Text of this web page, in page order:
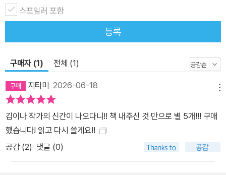
살아가는 한 사람으로서 독자의 옆에 앉는다. 너무도 지독한 밤을 보
낸 경험, 커다란 상실 앞에서 멈춰섰던 시간, 마음에 뻥- 뚫린 구멍 앞
에서 오래 머물렀던 순간들을 솔직하게 꺼내 보이며 말한다. ‘나도 그
있었다’고. 많은 자기계발서들이 인생을 바꾸는 법을 이야기한다. 그
러나 김이나 작가는 오히려 반대 방향을 바라본다. 가장 어려운 일은
인생을 바꾸는 것이 아니라 일상으로 돌아가는 것이다. 그는 말한다.
가장 어려운 일은 거창한 변화가 아니라, 무너진 마음을 이끌고 다시
평범한 일상으로 돌아가는 일이라고. 그래서 이 책에는 놀랍도록 사
악. 반복되는 루틴. 익숙한 가게. 오래된 추억. 나이든 고양이. 누군가
스포일러 포함
등록
구매자 (1) 전체 (1)
지타미 2026-06-18
김이나 작가의 신간이 나오다니!! 책 내주신 것 만으로 별 5개!!! 구매
했습니다! 읽고 다시 쓸게요!!
공감 (2) 댓글 (0)